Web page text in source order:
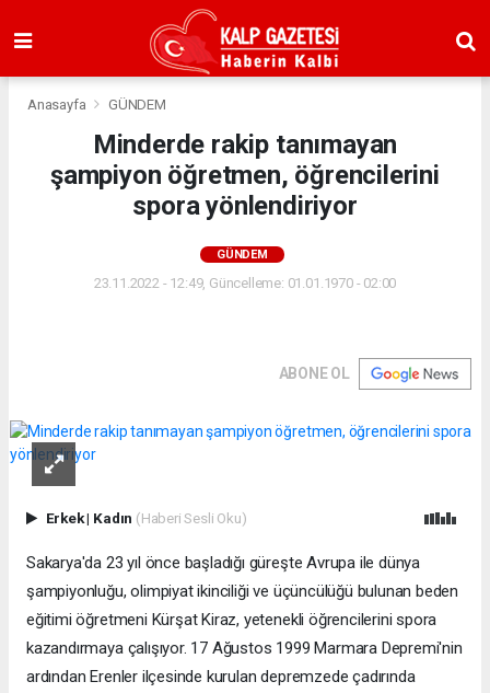
Anasayfa GÜNDEM
Minderde rakip tanımayan
şampiyon öğretmen, öğrencilerini
spora yönlendiriyor
GÜNDEM
23.11.2022 - 12:49, Güncelleme: 01.01.1970 - 02:00
ABONE OL
Erkek| Kadın (Haberi Sesli Oku)
Sakarya'da 23 yıl önce başladığı güreşte Avrupa ile dünya
şampiyonluğu, olimpiyat ikinciliği ve üçüncülüğü bulunan beden
eğitimi öğretmeni Kürşat Kiraz, yetenekli öğrencilerini spora
kazandırmaya çalışıyor. 17 Ağustos 1999 Marmara Depremi'nin
ardından Erenler ilçesinde kurulan depremzede çadırında